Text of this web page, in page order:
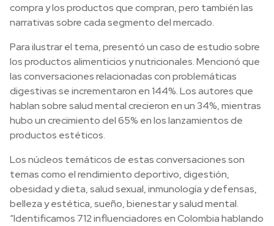
compra y los productos que compran, pero también las
narrativas sobre cada segmento del mercado.
Para ilustrar el tema, presentó un caso de estudio sobre
los productos alimenticios y nutricionales. Mencionó que
las conversaciones relacionadas con problemáticas
digestivas se incrementaron en 144%. Los autores que
hablan sobre salud mental crecieron en un 34%, mientras
hubo un crecimiento del 65% en los lanzamientos de
productos estéticos.
Los núcleos temáticos de estas conversaciones son
temas como el rendimiento deportivo, digestión,
obesidad y dieta, salud sexual, inmunología y defensas,
belleza y estética, sueño, bienestar y salud mental.
“Identificamos 712 influenciadores en Colombia hablando